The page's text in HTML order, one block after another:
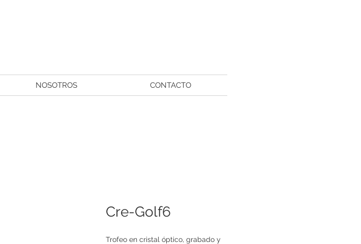
NOSOTROS CONTACTO
Cre-Golf6
Trofeo en cristal óptico, grabado y